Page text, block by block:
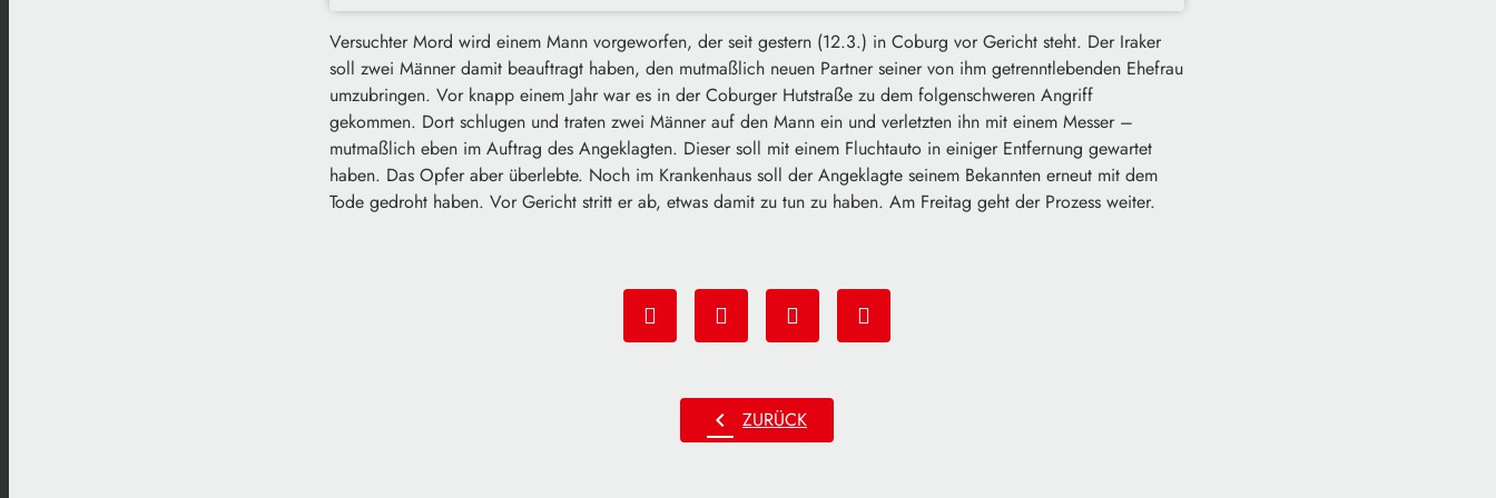
Versuchter Mord wird einem Mann vorgeworfen, der seit gestern (12.3.) in Coburg vor Gericht steht. Der Iraker
soll zwei Männer damit beauftragt haben, den mutmaßlich neuen Partner seiner von ihm getrenntlebenden Ehefrau
umzubringen. Vor knapp einem Jahr war es in der Coburger Hutstraße zu dem folgenschweren Angriff
gekommen. Dort schlugen und traten zwei Männer auf den Mann ein und verletzten ihn mit einem Messer –
mutmaßlich eben im Auftrag des Angeklagten. Dieser soll mit einem Fluchtauto in einiger Entfernung gewartet
haben. Das Opfer aber überlebte. Noch im Krankenhaus soll der Angeklagte seinem Bekannten erneut mit dem
Tode gedroht haben. Vor Gericht stritt er ab, etwas damit zu tun zu haben. Am Freitag geht der Prozess weiter.
chevron_left ZURÜCK